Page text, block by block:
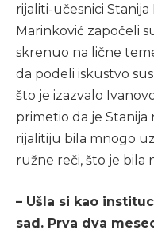
rijaliti-učesnici
Marinković započeli
skrenuo na lične
da podeli iskustvo
što je izazvalo
primetio da je
rijalitiju bila mnogo
ružne reči, što je bila
– Ušla si kao
sad. Prva dva